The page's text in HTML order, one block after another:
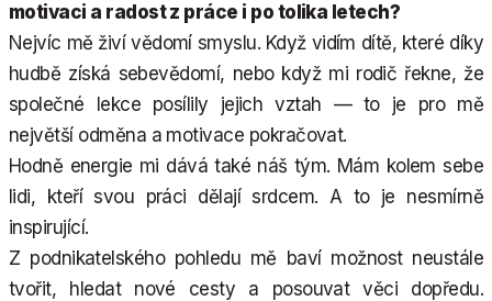
motivaci a radost z práce i po tolika letech?
Nejvíc mě živí vědomí smyslu. Když vidím dítě, které díky
hudbě získá sebevědomí, nebo když mi rodič řekne, že
společné lekce posílily jejich vztah — to je pro mě
největší odměna a motivace pokračovat.
Hodně energie mi dává také náš tým. Mám kolem sebe
lidi, kteří svou práci dělají srdcem. A to je nesmírně
inspirující.
Z podnikatelského pohledu mě baví možnost neustále
tvořit, hledat nové cesty a posouvat věci dopředu.